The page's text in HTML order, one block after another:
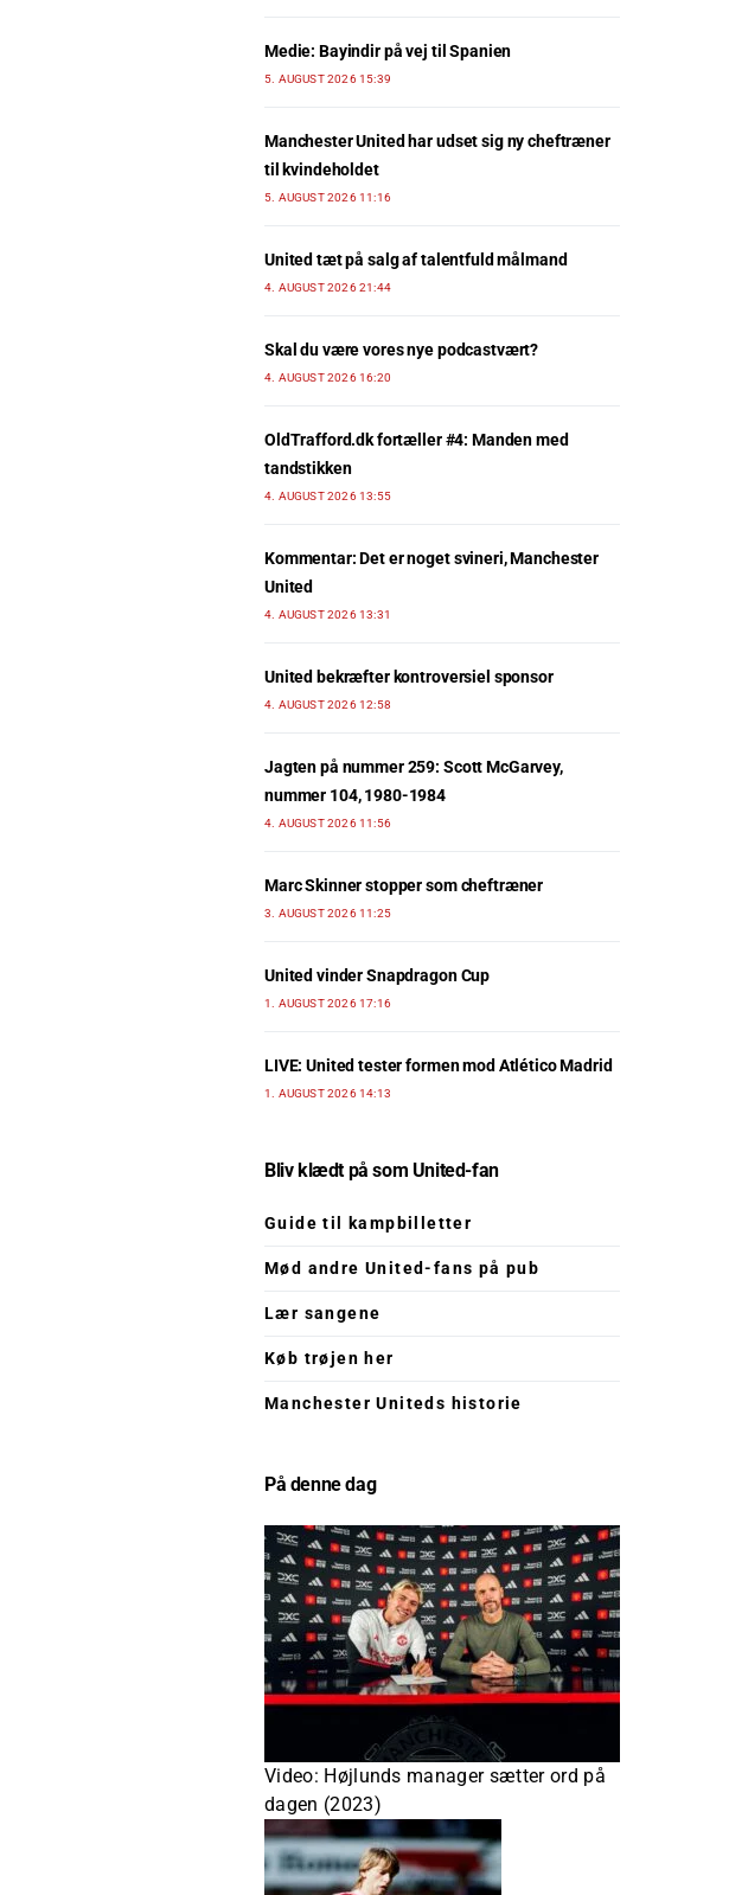
Medie: Bayindir på vej til Spanien
5. AUGUST 2026 15:39
Manchester United har udset sig ny cheftræner
til kvindeholdet
5. AUGUST 2026 11:16
United tæt på salg af talentfuld målmand
4. AUGUST 2026 21:44
Skal du være vores nye podcastvært?
4. AUGUST 2026 16:20
OldTrafford.dk fortæller #4: Manden med
tandstikken
4. AUGUST 2026 13:55
Kommentar: Det er noget svineri, Manchester
United
4. AUGUST 2026 13:31
United bekræfter kontroversiel sponsor
4. AUGUST 2026 12:58
Jagten på nummer 259: Scott McGarvey,
nummer 104, 1980-1984
4. AUGUST 2026 11:56
Marc Skinner stopper som cheftræner
3. AUGUST 2026 11:25
United vinder Snapdragon Cup
1. AUGUST 2026 17:16
LIVE: United tester formen mod Atlético Madrid
1. AUGUST 2026 14:13
Bliv klædt på som United-fan
Guide til kampbilletter
Mød andre United-fans på pub
Lær sangene
Køb trøjen her
Manchester Uniteds historie
På denne dag
Video: Højlunds manager sætter ord på
dagen (2023)